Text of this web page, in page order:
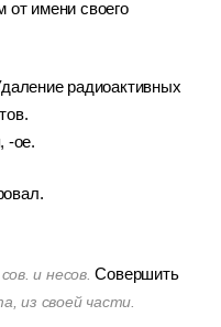
от имени своего
радиоактивных
-ое.
сов. и несов. Совершить
из своей части.